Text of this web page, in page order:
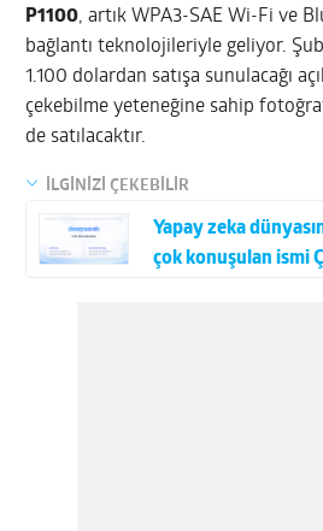
P1100, artık WPA3-SAE Wi-Fi ve
bağlantı teknolojileriyle geliyor.
1.100 dolardan satışa sunulacağı
çekebilme yeteneğine sahip
de satılacaktır.
İLGİNİZİ ÇEKEBİLİR
Yapay zeka
çok konuşulan ismi